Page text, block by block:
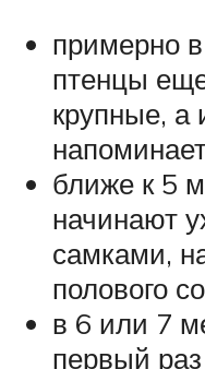
примерно
птенцы
крупные, а
ближе к 5
начинают
самками,
полового
в 6 или 7
первый